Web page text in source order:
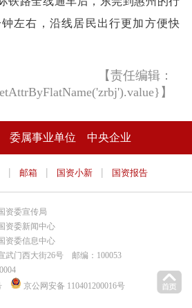
左右，沿线居民出行更加方便快
【责任编辑：
】
委属事业单位 中央企业
| 邮箱 | 国资小新 | 国资报告
资委宣传局
资委新闻中心
资委信息中心
武门西大街26号 邮编：100053
京公网安备 110401200016号